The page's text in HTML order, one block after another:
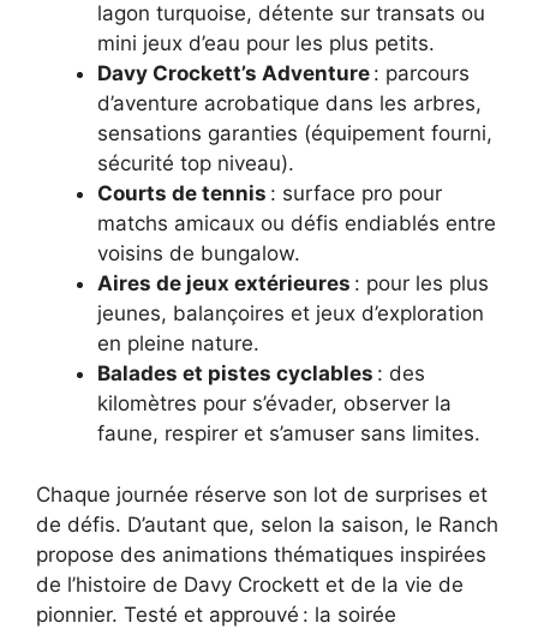
lagon turquoise, détente sur transats ou
mini jeux d’eau pour les plus petits.
Davy Crockett’s Adventure : parcours
d’aventure acrobatique dans les arbres,
sensations garanties (équipement fourni,
sécurité top niveau).
Courts de tennis : surface pro pour
matchs amicaux ou défis endiablés entre
voisins de bungalow.
Aires de jeux extérieures : pour les plus
jeunes, balançoires et jeux d’exploration
en pleine nature.
Balades et pistes cyclables : des
kilomètres pour s’évader, observer la
faune, respirer et s’amuser sans limites.
Chaque journée réserve son lot de surprises et
de défis. D’autant que, selon la saison, le Ranch
propose des animations thématiques inspirées
de l’histoire de Davy Crockett et de la vie de
pionnier. Testé et approuvé : la soirée